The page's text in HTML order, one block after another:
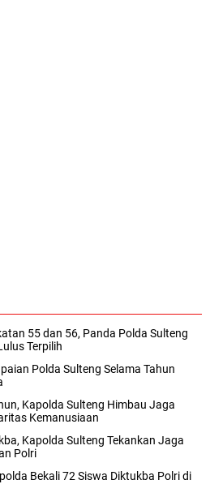
55 dan 56, Panda Polda Sulteng
Terpilih
Polda Sulteng Selama Tahun
Kapolda Sulteng Himbau Jaga
Kemanusiaan
Kapolda Sulteng Tekankan Jaga
Polri
Bekali 72 Siswa Diktukba Polri di